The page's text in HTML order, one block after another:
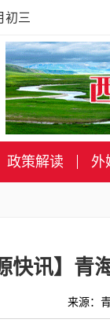
初三
政策解读 外
快讯】
来源：